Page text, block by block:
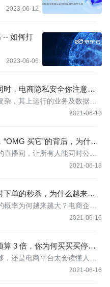
2023-06-12
-- 如何打
2023-06-06
，电商隐私安全你注意到
2021-06-18
，其上运行的业务及数据更
或是金融、教育等行业，均离
买它”的背后，为什么
2021-06-18
播间，让所有人能同时公平
稳定，这是一个非常大的考
单的秒杀，为什么越来越
2021-06-16
率为何越来越大？电商企业
？
3 倍，你为何买买买停不
2021-06-16
还是电商平台太会读懂人
探究竟。